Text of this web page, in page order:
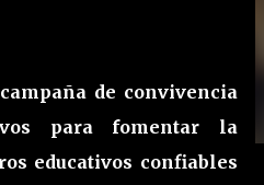
de convivencia
para fomentar la
educativos confiables